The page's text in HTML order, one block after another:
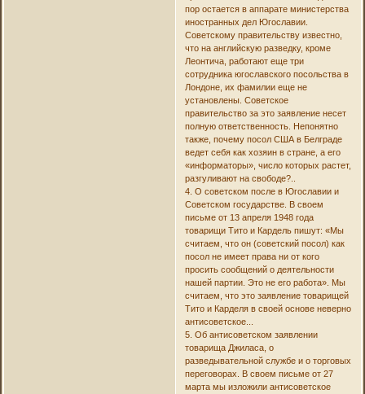
пор остается в аппарате министерства
иностранных дел Югославии.
Советскому правительству известно,
что на английскую разведку, кроме
Леонтича, работают еще три
сотрудника югославского посольства в
Лондоне, их фамилии еще не
установлены. Советское
правительство за это заявление несет
полную ответственность. Непонятно
также, почему посол США в Белграде
ведет себя как хозяин в стране, а его
«информаторы», число которых растет,
разгуливают на свободе?..
4. О советском после в Югославии и
Советском государстве. В своем
письме от 13 апреля 1948 года
товарищи Тито и Кардель пишут: «Мы
считаем, что он (советский посол) как
посол не имеет права ни от кого
просить сообщений о деятельности
нашей партии. Это не его работа». Мы
считаем, что это заявление товарищей
Тито и Карделя в своей основе неверно
антисоветское...
5. Об антисоветском заявлении
товарища Джиласа, о
разведывательной службе и о торговых
переговорах. В своем письме от 27
марта мы изложили антисоветское